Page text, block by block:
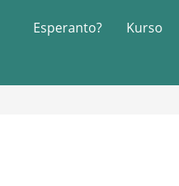
Esperanto? Kurso